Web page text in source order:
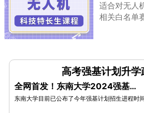
适合对无人
相关白名单
高考强基计划升学
全网首发！东南大学2024强基计划时间进程公布！